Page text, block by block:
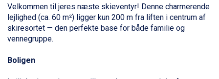
Fieberbrunn fra DKK 6.145
Wagrain fra DKK 4.645
Ischgl fra DKK 7.095
St. Anton fra DKK 7.245
Canazei fra DKK 4.745
Velkommen til jeres næste skieventyr! Denne charmerende
lejlighed (ca. 60 m²) ligger kun 200 m fra liften i centrum af
skiresortet — den perfekte base for både familie og
vennegruppe.
Boligen